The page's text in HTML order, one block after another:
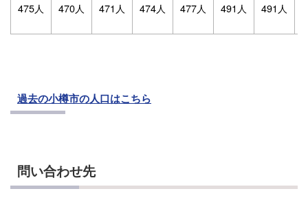
475人 470人 471人 474人 477人 491人 491人
過去の小樽市の人口はこちら
問い合わせ先